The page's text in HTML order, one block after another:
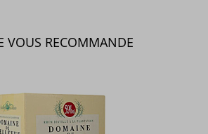
VOUS RECOMMANDE